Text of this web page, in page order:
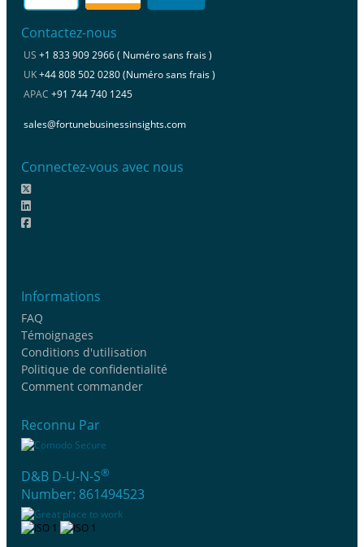
Contactez-nous
US +1 833 909 2966 ( Numéro sans frais )
UK+44 808 502 0280 (Numéro sans frais )
APAC +91 744 740 1245
sales@fortunebusinessinsights.com
Connectez-vous avec nous
Informations
FAQ
Témoignages
Conditions d'utilisation
Politique de confidentialité
Comment commander
Reconnu Par
D&B D-U-N-S®
Number: 861494523